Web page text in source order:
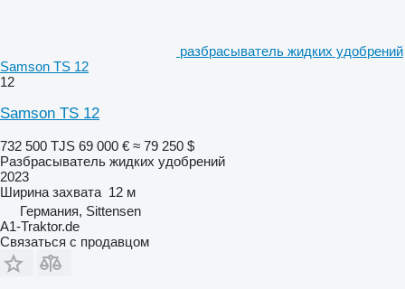
разбрасыватель жидких удобрений
Samson TS 12
12
Samson TS 12
732 500 TJS 69 000 € ≈ 79 250 $
Разбрасыватель жидких удобрений
2023
Ширина захвата 12 м
Германия, Sittensen
A1-Traktor.de
Связаться с продавцом